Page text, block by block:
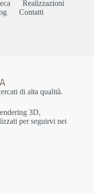
Realizzazioni
Contatti
di alta qualità.
3D,
per seguirvi nei